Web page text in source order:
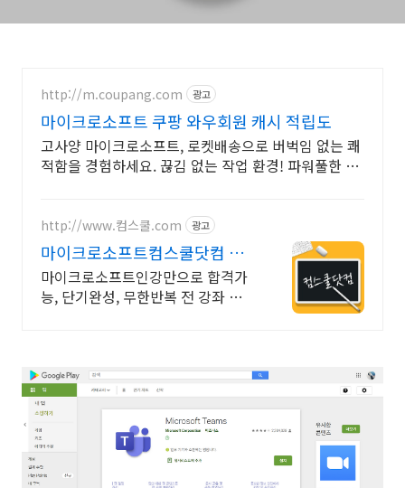
http://m.coupang.com 광고
마이크로소프트 쿠팡 와우회원 캐시 적립도
고사양 마이크로소프트, 로켓배송으로 버벅임 없는 쾌
적함을 경험하세요. 끊김 없는 작업 환경! 파워풀한 노
http://www.컴스쿨.com 광고
마이크로소프트컴스쿨닷컴 당
일 신청&결제시 기프티콘!
마이크로소프트인강만으로 합격가
능, 단기완성, 무한반복 전 강좌 스마